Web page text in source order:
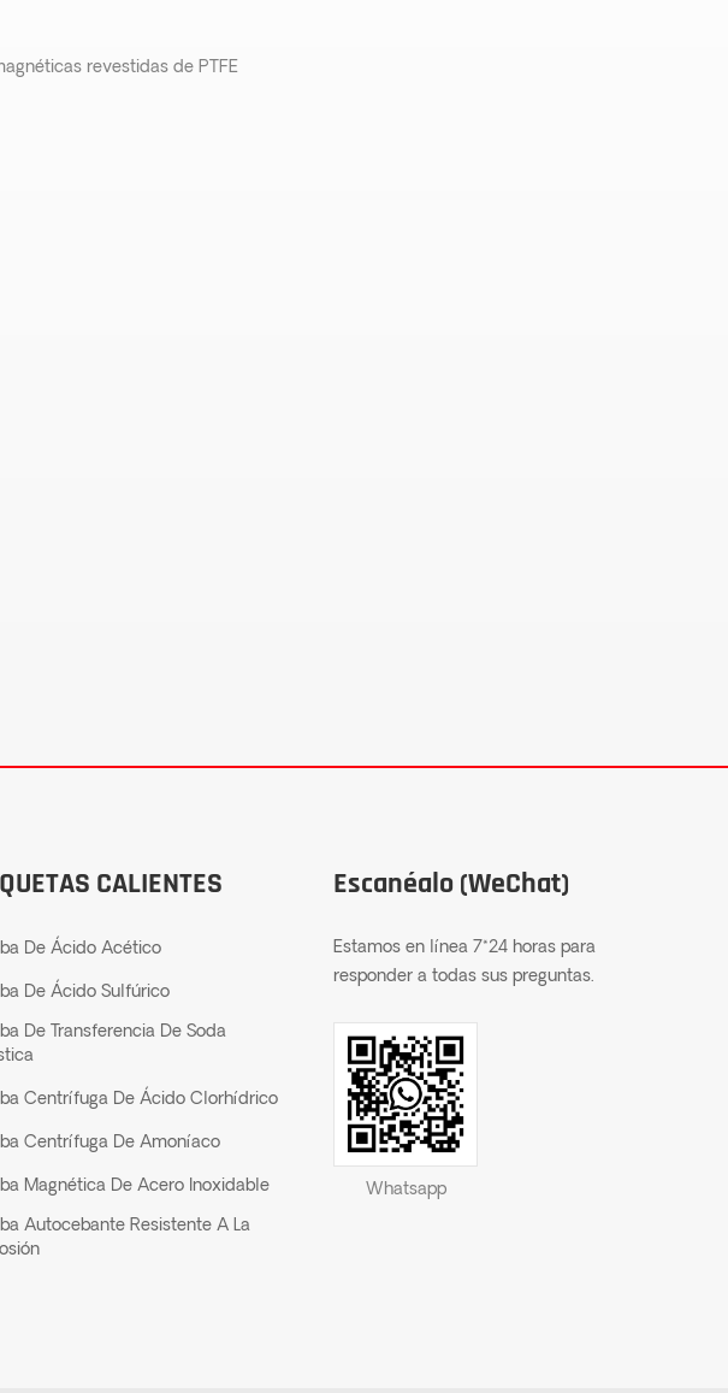
revestidas de PTFE
CALIENTES
De Ácido Acético
De Ácido Sulfúrico
De Transferencia De Soda
Centrífuga De Ácido Clorhídrico
Centrífuga De Amoníaco
Magnética De Acero Inoxidable
Autocebante Resistente A La
Escanéalo (WeChat)
Estamos en línea 7*24 horas para
responder a todas sus preguntas.
Whatsapp